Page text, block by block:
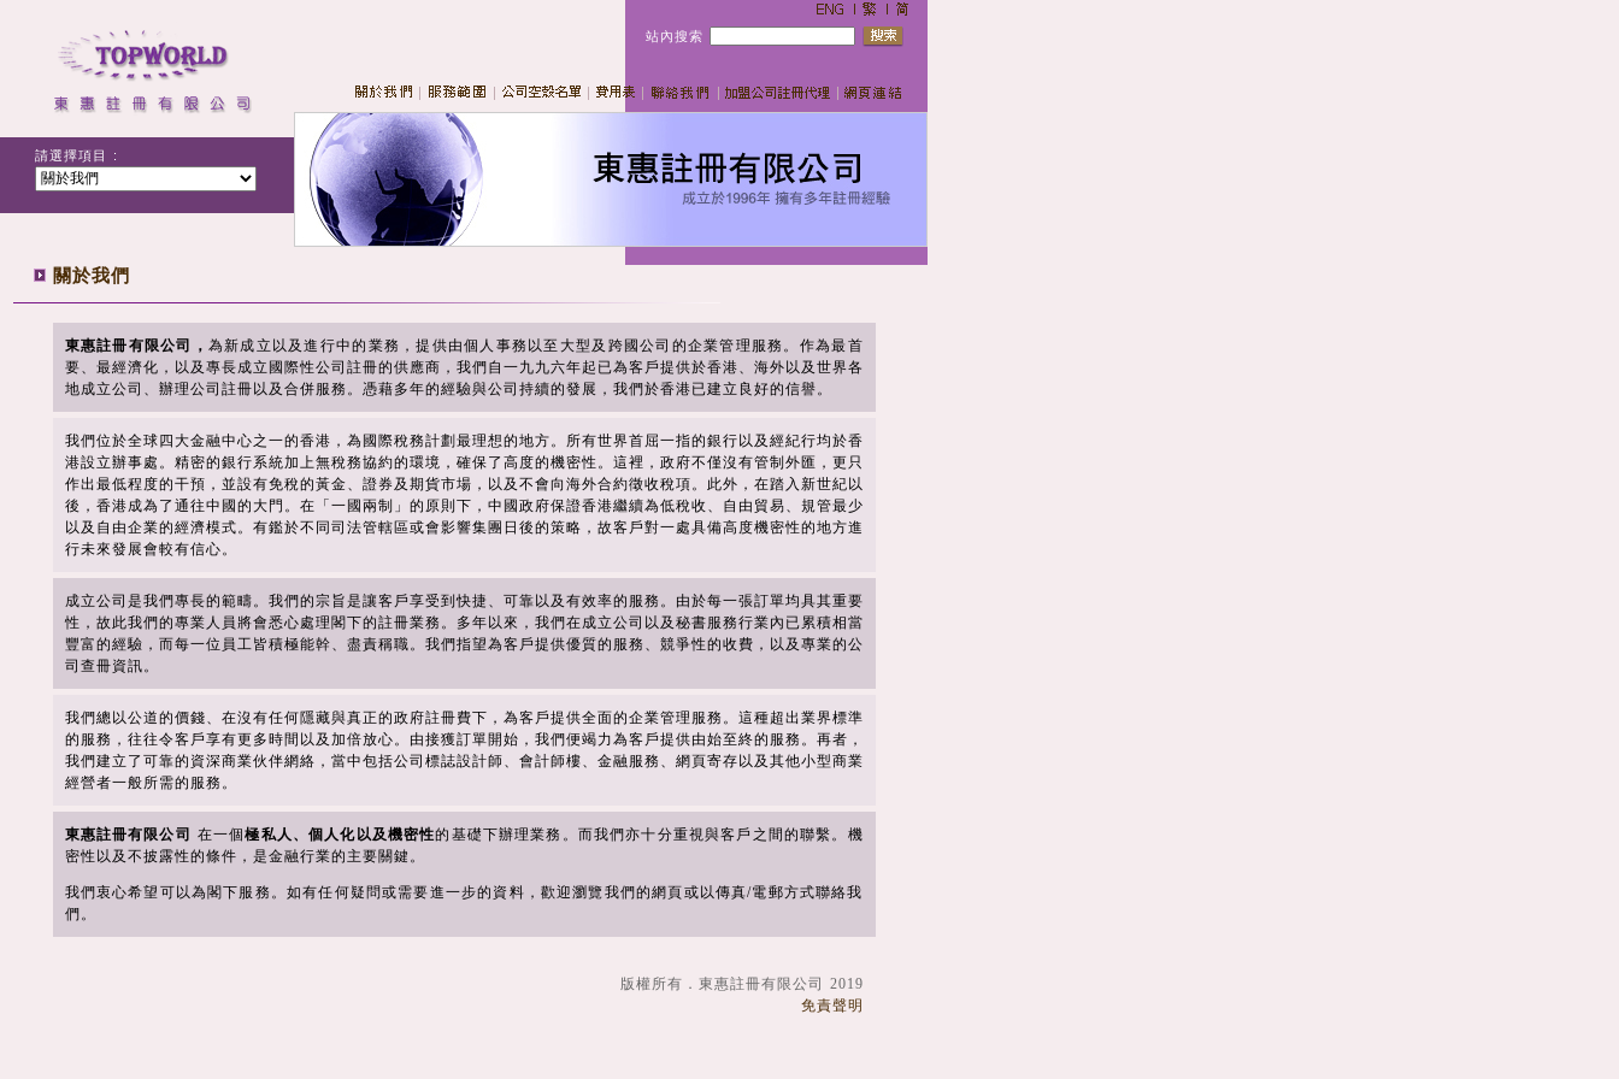
請選擇項目 :
站內搜索
關於我們
東惠註冊有限公司， 為新成立以及進行中的業務，提供由個人事務以至大型及跨國公司的企業管理服務。作為最首
要、最經濟化，以及專長成立國際性公司註冊的供應商，我們自一九九六年起已為客戶提供於香港、海外以及世界各
地成立公司、辦理公司註冊以及合併服務。憑藉多年的經驗與公司持續的發展，我們於香港已建立良好的信譽。
我們位於全球四大金融中心之一的香港，為國際稅務計劃最理想的地方。所有世界首屈一指的銀行以及經紀行均於香
港設立辦事處。精密的銀行系統加上無稅務協約的環境，確保了高度的機密性。這裡，政府不僅沒有管制外匯，更只
作出最低程度的干預，並設有免稅的黃金、證券及期貨市場，以及不會向海外合約徵收稅項。此外，在踏入新世紀以
後，香港成為了通往中國的大門。在「一國兩制」的原則下，中國政府保證香港繼續為低稅收、自由貿易、規管最少
以及自由企業的經濟模式。有鑑於不同司法管轄區或會影響集團日後的策略，故客戶對一處具備高度機密性的地方進
行未來發展會較有信心。
成立公司是我們專長的範疇。我們的宗旨是讓客戶享受到快捷、可靠以及有效率的服務。由於每一張訂單均具其重要
性，故此我們的專業人員將會悉心處理閣下的註冊業務。多年以來，我們在成立公司以及秘書服務行業內已累積相當
豐富的經驗，而每一位員工皆積極能幹、盡責稱職。我們指望為客戶提供優質的服務、競爭性的收費，以及專業的公
司查冊資訊。
我們總以公道的價錢、在沒有任何隱藏與真正的政府註冊費下，為客戶提供全面的企業管理服務。這種超出業界標準
的服務，往往令客戶享有更多時間以及加倍放心。由接獲訂單開始，我們便竭力為客戶提供由始至終的服務。再者，
我們建立了可靠的資深商業伙伴網絡，當中包括公司標誌設計師、會計師樓、金融服務、網頁寄存以及其他小型商業
經營者一般所需的服務。
東惠註冊有限公司 在一個極私人、個人化以及機密性的基礎下辦理業務。而我們亦十分重視與客戶之間的聯繫。機
密性以及不披露性的條件，是金融行業的主要關鍵。
我們衷心希望可以為閣下服務。如有任何疑問或需要進一步的資料，歡迎瀏覽我們的網頁或以傳真/電郵方式聯絡我
們。
版權所有．東惠註冊有限公司 2019
免責聲明